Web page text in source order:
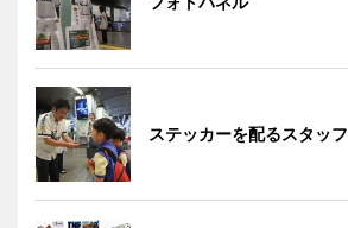
ステッカーを配るスタッフ